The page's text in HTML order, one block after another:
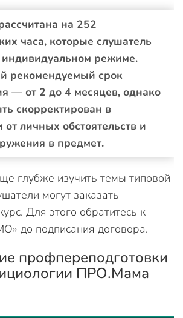
на 252
часа, которые слушатель
индивидуальном режиме.
рекомендуемый срок
— от 2 до 4 месяцев, однако
скорректирован в
от личных обстоятельств и
в предмет.
глубже изучить темы типовой
могут заказать
Для этого обратитесь к
до подписания договора.
профпереподготовки
ПРО.Мама